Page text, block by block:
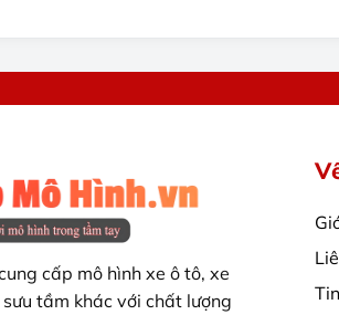
cấp mô hình xe ô tô, xe
tầm khác với chất lượng